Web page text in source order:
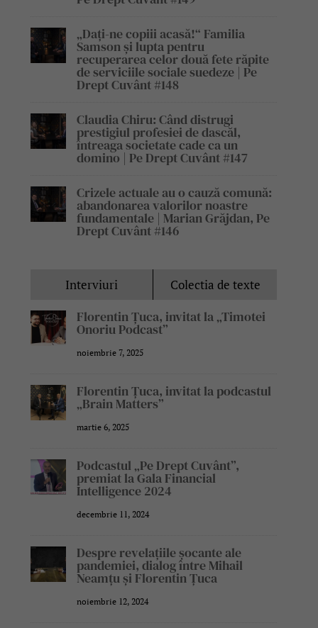
„Dați-ne copiii acasă!“ Familia
Samson și lupta pentru
recuperarea celor două fete răpite
de serviciile sociale suedeze | Pe
Drept Cuvânt #148
Claudia Chiru: Când distrugi
prestigiul profesiei de dascăl,
întreaga societate cade ca un
domino | Pe Drept Cuvânt #147
Crizele actuale au o cauză comună:
abandonarea valorilor noastre
fundamentale | Marian Grăjdan, Pe
Drept Cuvânt #146
Interviuri Colectia de texte
Florentin Țuca, invitat la „Timotei
Onoriu Podcast”
noiembrie 7, 2025
Florentin Țuca, invitat la podcastul
„Brain Matters”
martie 6, 2025
Podcastul „Pe Drept Cuvânt”,
premiat la Gala Financial
Intelligence 2024
decembrie 11, 2024
Despre revelațiile șocante ale
pandemiei, dialog între Mihail
Neamțu și Florentin Țuca
noiembrie 12, 2024